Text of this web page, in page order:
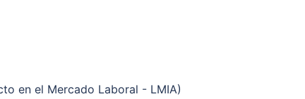
en el Mercado Laboral - LMIA)